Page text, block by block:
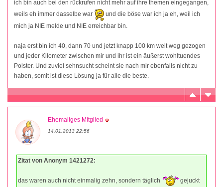
ich bin auch bei den rückrufen nicht mehr auf ihre themen eingegangen,
weils eh immer dasselbe war
und die böse war ich ja eh, weil ich
mich ja NIE melde und NIE erreichbar bin.
naja erst bin ich 40, dann 70 und jetzt knapp 100 km weit weg gezogen
und jeder Kilometer zwischen mir und ihr ist ein äußerst wohltuendes
Polster. Und zuviel sehnsucht scheint sie nach mir ebenfalls nicht zu
haben, somit ist diese Lösung ja für alle die beste.
Ehemaliges Mitglied
14.01.2013 22:56
Zitat von Anonym 1421272:
das waren auch nicht einmalig zehn, sondern täglich
gejuckt